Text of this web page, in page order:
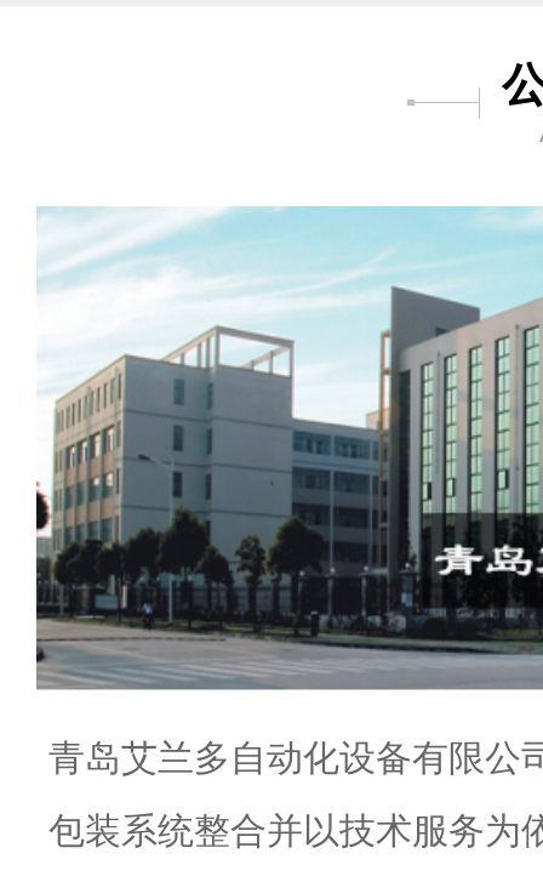
青岛艾兰多自动化设备有限公
包装系统整合并以技术服务为